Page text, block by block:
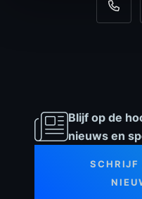
+31
Blijf op de
nieuws en
SCHRIJF